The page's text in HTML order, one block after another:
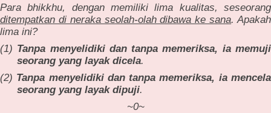
Para bhikkhu, dengan memiliki lima kualitas, seseorang
ditempatkan di neraka seolah-olah dibawa ke sana. Apakah
lima ini?
(1) Tanpa menyelidiki dan tanpa memeriksa, ia memuji
seorang yang layak dicela.
(2) Tanpa menyelidiki dan tanpa memeriksa, ia mencela
seorang yang layak dipuji.
~0~